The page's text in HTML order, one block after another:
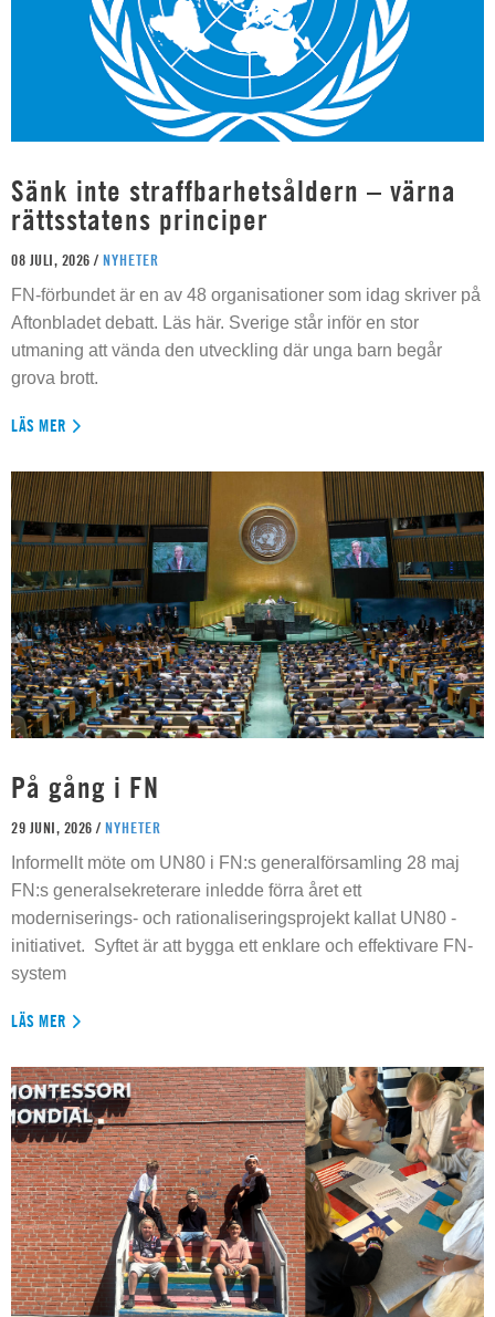
Sänk inte straffbarhetsåldern – värna
rättsstatens principer
08 JULI, 2026 / NYHETER
FN-förbundet är en av 48 organisationer som idag skriver på
Aftonbladet debatt. Läs här. Sverige står inför en stor
utmaning att vända den utveckling där unga barn begår
grova brott.
LÄS MER
På gång i FN
29 JUNI, 2026 / NYHETER
Informellt möte om UN80 i FN:s generalförsamling 28 maj
FN:s generalsekreterare inledde förra året ett
moderniserings- och rationaliseringsprojekt kallat UN80 -
initiativet. Syftet är att bygga ett enklare och effektivare FN-
system
LÄS MER